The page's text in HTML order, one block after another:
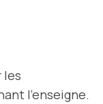
les
l’enseigne.